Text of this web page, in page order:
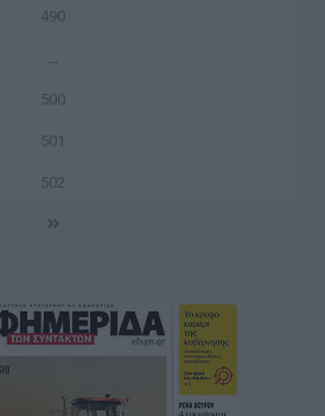
490
500
501
502